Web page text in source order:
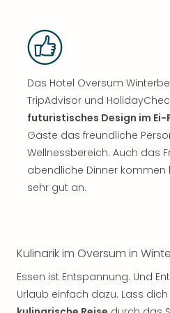
Das Hotel Oversum
TripAdvisor und
futuristisches Design im
Gäste das freundliche
Wellnessbereich. Auch das
abendliche Dinner kommen
sehr gut an.
Kulinarik im Oversum in
Essen ist Entspannung. Und
Urlaub einfach dazu. Lass